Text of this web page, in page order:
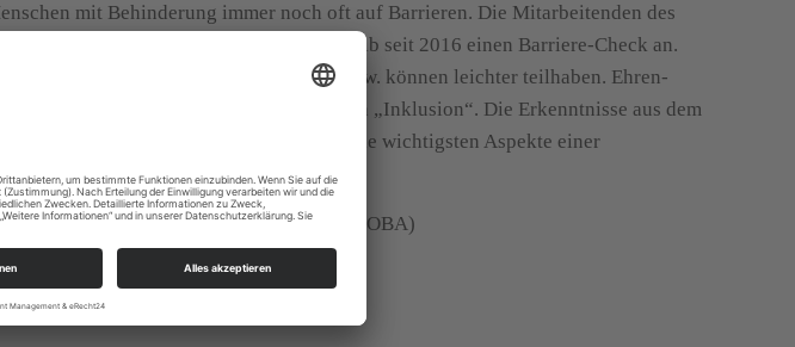
mit Behinderung immer noch oft auf Barrieren. Die Mitarbeitenden des
“ bieten deshalb seit 2016 einen Barriere-Check an.
Einschränkungen erhalten so Zugang bzw. können leichter teilhaben. Ehren-
ein besseres Bewusstsein für das Thema „Inklusion“. Die Erkenntnisse aus dem
Dieses Arbeitsbuch weist auf die wichtigsten Aspekte einer
oder kirchlichen Einrichtung hin.
– evangelisch in der Region München (OBA)